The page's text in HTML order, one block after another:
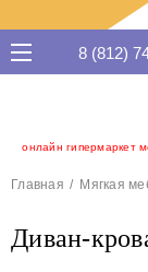
онлайн гипермаркет
8 (812)
Главная Мягкая
Диван-